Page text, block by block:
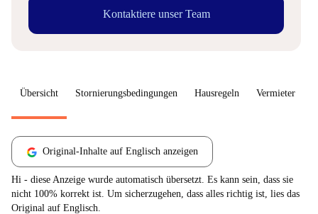
Kontaktiere unser Team
Übersicht Stornierungsbedingungen Hausregeln Vermieter
Original-Inhalte auf Englisch anzeigen
Hi - diese Anzeige wurde automatisch übersetzt. Es kann sein, dass sie
nicht 100% korrekt ist. Um sicherzugehen, dass alles richtig ist, lies das
Original auf Englisch.